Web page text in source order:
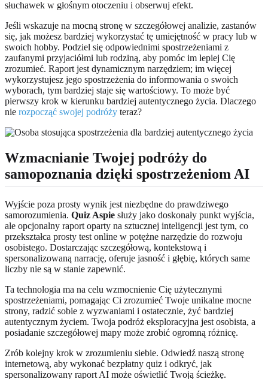
słuchawek w głośnym otoczeniu i obserwuj efekt.
Jeśli wskazuje na mocną stronę w szczegółowej analizie, zastanów
się, jak możesz bardziej wykorzystać tę umiejętność w pracy lub w
swoich hobby. Podziel się odpowiednimi spostrzeżeniami z
zaufanymi przyjaciółmi lub rodziną, aby pomóc im lepiej Cię
zrozumieć. Raport jest dynamicznym narzędziem; im więcej
wykorzystujesz jego spostrzeżenia do informowania o swoich
wyborach, tym bardziej staje się wartościowy. To może być
pierwszy krok w kierunku bardziej autentycznego życia. Dlaczego
nie rozpocząć swojej podróży teraz?
Wzmacnianie Twojej podróży do
samopoznania dzięki spostrzeżeniom AI
Wyjście poza prosty wynik jest niezbędne do prawdziwego
samorozumienia. Quiz Aspie służy jako doskonały punkt wyjścia,
ale opcjonalny raport oparty na sztucznej inteligencji jest tym, co
przekształca prosty test online w potężne narzędzie do rozwoju
osobistego. Dostarczając szczegółową, kontekstową i
spersonalizowaną narrację, oferuje jasność i głębię, których same
liczby nie są w stanie zapewnić.
Ta technologia ma na celu wzmocnienie Cię użytecznymi
spostrzeżeniami, pomagając Ci zrozumieć Twoje unikalne mocne
strony, radzić sobie z wyzwaniami i ostatecznie, żyć bardziej
autentycznym życiem. Twoja podróż eksploracyjna jest osobista, a
posiadanie szczegółowej mapy może zrobić ogromną różnicę.
Zrób kolejny krok w zrozumieniu siebie. Odwiedź naszą stronę
internetową, aby wykonać bezpłatny quiz i odkryć, jak
spersonalizowany raport AI może oświetlić Twoją ścieżkę.